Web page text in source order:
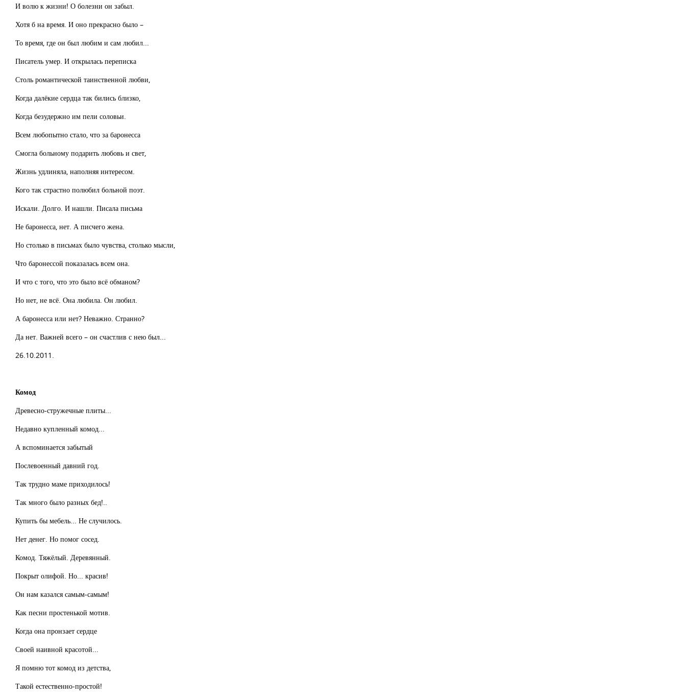
И волю к жизни! О болезни он забыл.
Хотя б на время. И оно прекрасно было –
То время, где он был любим и сам любил...
Писатель умер. И открылась переписка
Столь романтической таинственной любви,
Когда далёкие сердца так бились близко,
Когда безудержно им пели соловьи.
Всем любопытно стало, что за баронесса
Смогла больному подарить любовь и свет,
Жизнь удлиняла, наполняя интересом.
Кого так страстно полюбил больной поэт.
Искали. Долго. И нашли. Писала письма
Не баронесса, нет. А писчего жена.
Но столько в письмах было чувства, столько мысли,
Что баронессой показалась всем она.
И что с того, что это было всё обманом?
Но нет, не всё. Она любила. Он любил.
А баронесса или нет? Неважно. Странно?
Да нет. Важней всего – он счастлив с нею был...
26.10.2011.
Комод
Древесно-стружечные плиты...
Недавно купленный комод...
А вспоминается забытый
Послевоенный давний год.
Так трудно маме приходилось!
Так много было разных бед!..
Купить бы мебель... Не случилось.
Нет денег. Но помог сосед.
Комод. Тяжёлый. Деревянный.
Покрыт олифой. Но... красив!
Он нам казался самым-самым!
Как песни простенькой мотив.
Когда она пронзает сердце
Своей наивной красотой...
Я помню тот комод из детства,
Такой естественно-простой!